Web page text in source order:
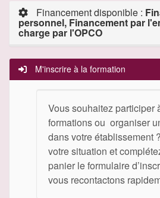
Financement disponible :
personnel, Financement par
charge par l'OPCO
M'inscrire à la formation
Vous souhaitez participer
formations ou organiser
dans votre établissement
votre situation et
panier le formulaire
vous recontactons